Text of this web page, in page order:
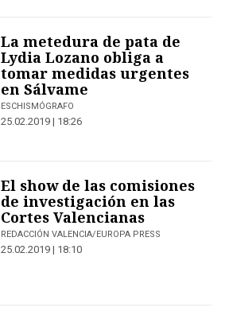
La metedura de pata de
Lydia Lozano obliga a
tomar medidas urgentes
en Sálvame
ESCHISMÓGRAFO
25.02.2019 | 18:26
El show de las comisiones
de investigación en las
Cortes Valencianas
REDACCIÓN VALENCIA/EUROPA PRESS
25.02.2019 | 18:10